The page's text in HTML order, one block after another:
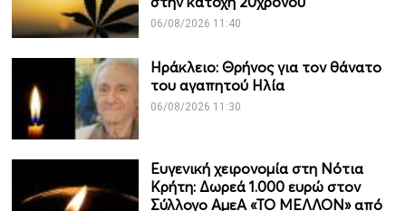
06/08/2026 11:40
Ηράκλειο: Θρήνος για τον θάνατο
του αγαπητού Ηλία
06/08/2026 11:30
Ευγενική χειρονομία στη Νότια
Κρήτη: Δωρεά 1.000 ευρώ στον
Σύλλογο ΑμεΑ «ΤΟ ΜΕΛΛΟΝ» από